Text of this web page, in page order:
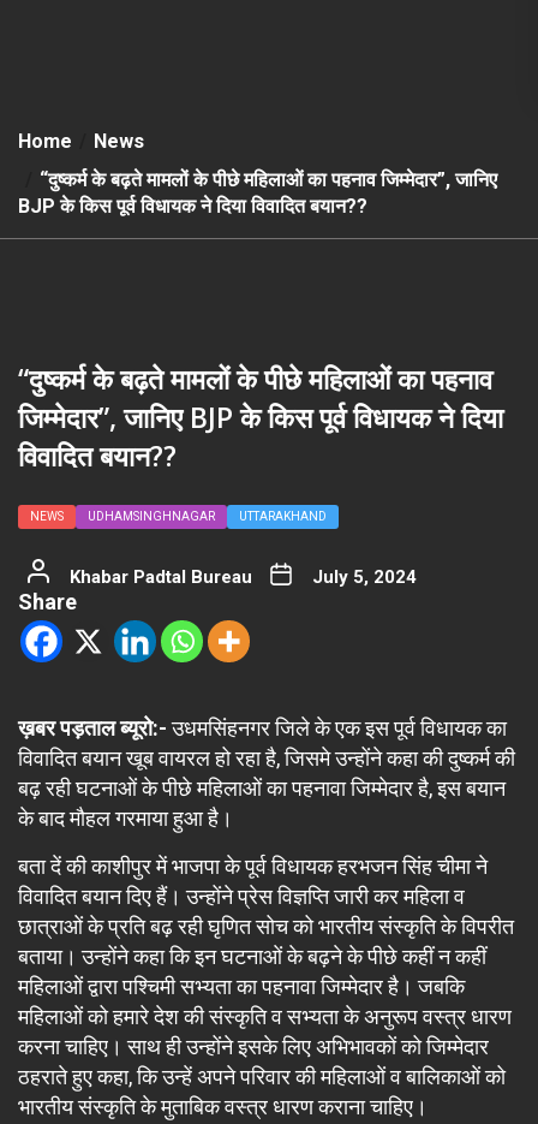
Home
News
“दुष्कर्म के बढ़ते मामलों के पीछे महिलाओं का पहनाव जिम्मेदार”, जानिए
BJP के किस पूर्व विधायक ने दिया विवादित बयान??
“दुष्कर्म के बढ़ते मामलों के पीछे महिलाओं का पहनाव
जिम्मेदार”, जानिए BJP के किस पूर्व विधायक ने दिया
विवादित बयान??
NEWS UDHAMSINGHNAGAR UTTARAKHAND
Khabar Padtal Bureau July 5, 2024
Share
ख़बर पड़ताल ब्यूरो:-उधमसिंहनगर जिले के एक इस पूर्व विधायक का
विवादित बयान खूब वायरल हो रहा है, जिसमे उन्होंने कहा की दुष्कर्म की
बढ़ रही घटनाओं के पीछे महिलाओं का पहनावा जिम्मेदार है, इस बयान
के बाद मौहल गरमाया हुआ है।
बता दें की काशीपुर में भाजपा के पूर्व विधायक हरभजन सिंह चीमा ने
विवादित बयान दिए हैं। उन्होंने प्रेस विज्ञप्ति जारी कर महिला व
छात्राओं के प्रति बढ़ रही घृणित सोच को भारतीय संस्कृति के विपरीत
बताया। उन्होंने कहा कि इन घटनाओं के बढ़ने के पीछे कहीं न कहीं
महिलाओं द्वारा पश्चिमी सभ्यता का पहनावा जिम्मेदार है। जबकि
महिलाओं को हमारे देश की संस्कृति व सभ्यता के अनुरूप वस्त्र धारण
करना चाहिए। साथ ही उन्होंने इसके लिए अभिभावकों को जिम्मेदार
ठहराते हुए कहा, कि उन्हें अपने परिवार की महिलाओं व बालिकाओं को
भारतीय संस्कृति के मुताबिक वस्त्र धारण कराना चाहिए।